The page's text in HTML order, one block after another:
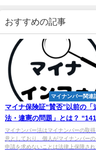
おすすめの記事
マイナンバー関連
マイナ保険証“賛否”以前の「
法・違憲の問題」とは？
人の医師・歯科医師”が国を
た ...
マイナンバー法はマイナンバーの取
意としており、個人がマイナンバー
申請を求めないことは法律上保障さ